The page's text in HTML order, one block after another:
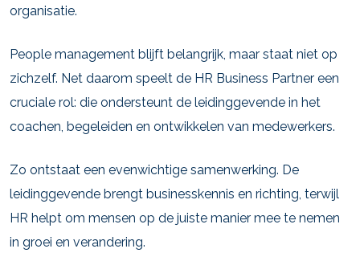
organisatie.
People management blijft belangrijk, maar staat niet op
zichzelf. Net daarom speelt de HR Business Partner een
cruciale rol: die ondersteunt de leidinggevende in het
coachen, begeleiden en ontwikkelen van medewerkers.
Zo ontstaat een evenwichtige samenwerking. De
leidinggevende brengt businesskennis en richting, terwijl
HR helpt om mensen op de juiste manier mee te nemen
in groei en verandering.